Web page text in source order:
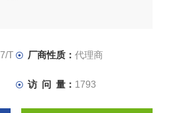
护和禁止功能。软启动允许电流限制
正常。
T 厂商性质：代理商
访 问 量： 1793